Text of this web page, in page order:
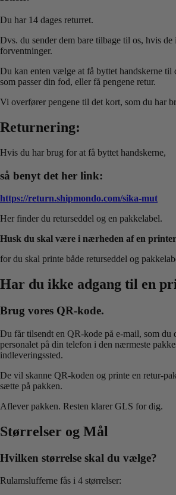
Du har 14 dages returret.
Dvs. du sender dem bare tilbage til os, hvis
forventninger.
Du kan enten vælge at få byttet handskerne til
som passer din fod, eller få pengene retur.
Vi overfører pengene til det kort, som du har
Returnering:
Hvis du har brug for at få byttet handskerne,
så benyt det her link:
https://return.shipmondo.com/sika-mut
Her finder du returseddel og en pakkelabel.
Husk du skal være i nærheden af en
for du skal printe både returseddel og
Har du ikke adgang til en
Brug vores QR-kode.
Du får tilsendt en QR-kode på e-mail, som du
personalet på din telefon i den nærmeste
indleveringssted.
De vil skanne QR-koden og printe en retur-
sætte på pakken.
Aflever pakken. Resten klarer GLS for dig.
Størrelser og Mål
Hvilken størrelse skal du vælge?
Rulamslufferne fås i 4 størrelser: